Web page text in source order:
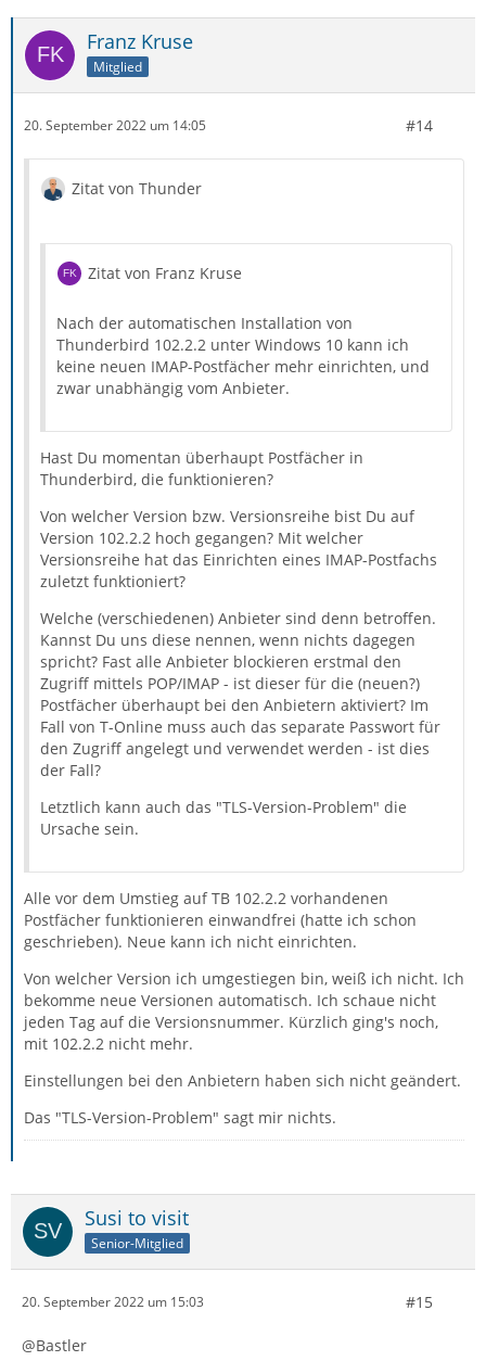
Franz Kruse
Mitglied
20. September 2022 um 14:05 #14
Zitat von Thunder
Zitat von Franz Kruse
Nach der automatischen Installation von
Thunderbird 102.2.2 unter Windows 10 kann ich
keine neuen IMAP-Postfächer mehr einrichten, und
zwar unabhängig vom Anbieter.
Hast Du momentan überhaupt Postfächer in
Thunderbird, die funktionieren?
Von welcher Version bzw. Versionsreihe bist Du auf
Version 102.2.2 hoch gegangen? Mit welcher
Versionsreihe hat das Einrichten eines IMAP-Postfachs
zuletzt funktioniert?
Welche (verschiedenen) Anbieter sind denn betroffen.
Kannst Du uns diese nennen, wenn nichts dagegen
spricht? Fast alle Anbieter blockieren erstmal den
Zugriff mittels POP/IMAP - ist dieser für die (neuen?)
Postfächer überhaupt bei den Anbietern aktiviert? Im
Fall von T-Online muss auch das separate Passwort für
den Zugriff angelegt und verwendet werden - ist dies
der Fall?
Letztlich kann auch das "TLS-Version-Problem" die
Ursache sein.
Alle vor dem Umstieg auf TB 102.2.2 vorhandenen
Postfächer funktionieren einwandfrei (hatte ich schon
geschrieben). Neue kann ich nicht einrichten.
Von welcher Version ich umgestiegen bin, weiß ich nicht. Ich
bekomme neue Versionen automatisch. Ich schaue nicht
jeden Tag auf die Versionsnummer. Kürzlich ging's noch,
mit 102.2.2 nicht mehr.
Einstellungen bei den Anbietern haben sich nicht geändert.
Das "TLS-Version-Problem" sagt mir nichts.
Susi to visit
Senior-Mitglied
20. September 2022 um 15:03 #15
@Bastler